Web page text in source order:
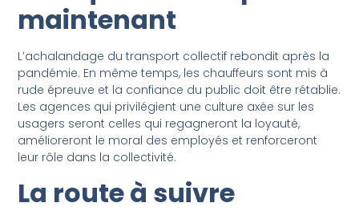
maintenant
L’achalandage du transport collectif rebondit après la
pandémie. En même temps, les chauffeurs sont mis à
rude épreuve et la confiance du public doit être rétablie.
Les agences qui privilégient une culture axée sur les
usagers seront celles qui regagneront la loyauté,
amélioreront le moral des employés et renforceront
leur rôle dans la collectivité.
La route à suivre